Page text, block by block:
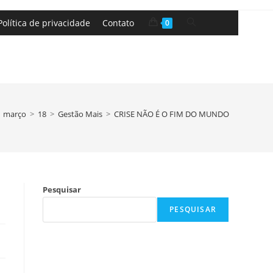
de privacidade Contato 0
março > 18 > Gestão Mais > CRISE NÃO É O FIM DO MUNDO
Pesquisar
PESQUISAR